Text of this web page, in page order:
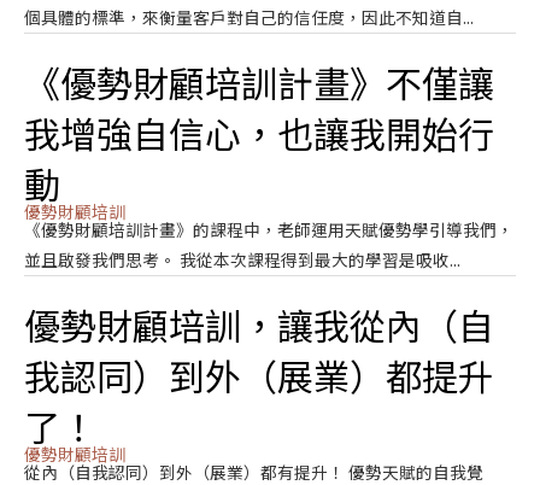
個具體的標準，來衡量客戶對自己的信任度，因此不知道自...
《優勢財顧培訓計畫》不僅讓
我增強自信心，也讓我開始行
動
優勢財顧培訓
《優勢財顧培訓計畫》的課程中，老師運用天賦優勢學引導我們，
並且啟發我們思考。 我從本次課程得到最大的學習是吸收...
優勢財顧培訓，讓我從內（自
我認同）到外（展業）都提升
了！
優勢財顧培訓
從內（自我認同）到外（展業）都有提升！ 優勢天賦的自我覺